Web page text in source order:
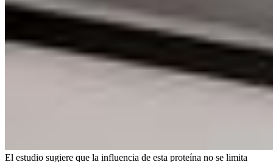
El estudio sugiere que la influencia de esta proteína no se limita